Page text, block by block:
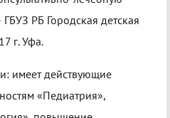
РБ Городская детская
г. Уфа.
имеет действующие
«Педиатрия»,